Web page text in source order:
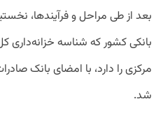
بعد از طی مراحل و فرآیندها،
بانکی کشور که شناسه
مرکزی را دارد، با امضای بانک
شد.